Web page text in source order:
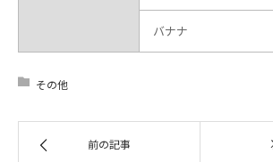
バナナ
その他
前の記事